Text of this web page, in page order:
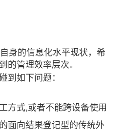
身的信息化水平现状，希
的管理效率层次。
到如下问题：
方式,或者不能跨设备使用
面向结果登记型的传统外